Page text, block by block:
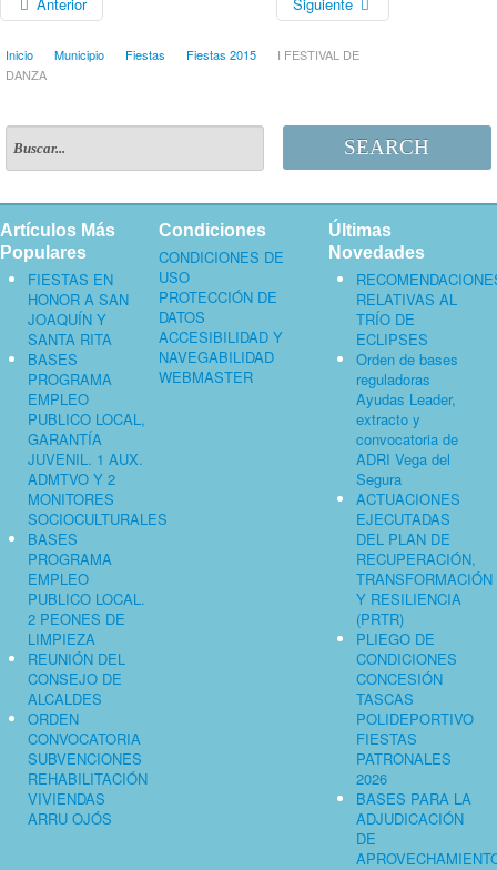
Inicio Municipio Fiestas Fiestas 2015
I FESTIVAL DE
DANZA
SEARCH
Artículos Más
Populares
FIESTAS EN
HONOR A SAN
JOAQUÍN Y
SANTA RITA
BASES
PROGRAMA
EMPLEO
PUBLICO LOCAL,
GARANTÍA
JUVENIL. 1 AUX.
ADMTVO Y 2
MONITORES
SOCIOCULTURALES
BASES
PROGRAMA
EMPLEO
PUBLICO LOCAL.
2 PEONES DE
LIMPIEZA
REUNIÓN DEL
CONSEJO DE
ALCALDES
ORDEN
CONVOCATORIA
SUBVENCIONES
REHABILITACIÓN
VIVIENDAS
ARRU OJÓS
Condiciones
CONDICIONES DE
USO
PROTECCIÓN DE
DATOS
ACCESIBILIDAD Y
NAVEGABILIDAD
WEBMASTER
Últimas
Novedades
RELATIVAS AL
TRÍO DE
ECLIPSES
Orden de bases
reguladoras
Ayudas Leader,
extracto y
convocatoria de
ADRI Vega del
Segura
ACTUACIONES
EJECUTADAS
DEL PLAN DE
RECUPERACIÓN,
TRANSFORMACIÓN
Y RESILIENCIA
(PRTR)
PLIEGO DE
CONDICIONES
CONCESIÓN
TASCAS
POLIDEPORTIVO
FIESTAS
PATRONALES
2026
BASES PARA LA
ADJUDICACIÓN
DE